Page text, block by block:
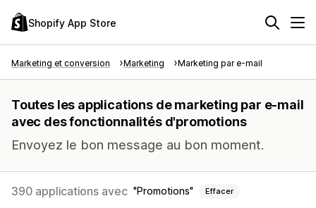
Shopify App Store
Marketing et conversion Marketing Marketing par e-mail
Toutes les applications de marketing par e-mail
avec des fonctionnalités d'promotions
Envoyez le bon message au bon moment.
390 applications avec Promotions Effacer